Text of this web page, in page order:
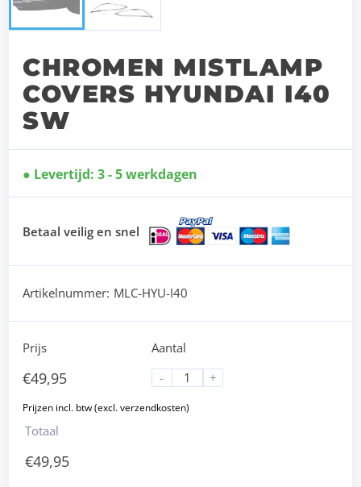
CHROMEN MISTLAMP
COVERS HYUNDAI I40
SW
Levertijd: 3 - 5 werkdagen
Betaal veilig en snel
Artikelnummer: MLC-HYU-I40
Prijs
€49,95
Aantal
-
+
Totaal
€49,95